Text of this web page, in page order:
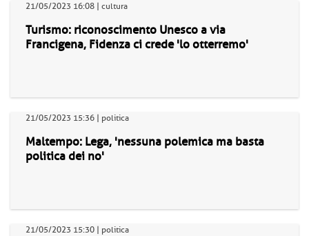
21/05/2023 16:08 | cultura
Turismo: riconoscimento Unesco a via
Francigena, Fidenza ci crede 'lo otterremo'
21/05/2023 15:36 | politica
Maltempo: Lega, 'nessuna polemica ma basta
politica dei no'
21/05/2023 15:30 | politica